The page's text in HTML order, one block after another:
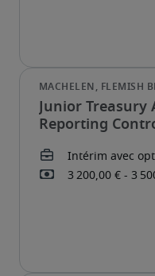
Junior
Reporting